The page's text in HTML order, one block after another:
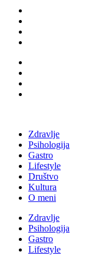
Zdravlje
Psihologija
Gastro
Lifestyle
Društvo
Kultura
O meni
Zdravlje
Psihologija
Gastro
Lifestyle